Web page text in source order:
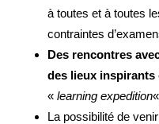
à toutes et à toutes
contraintes
Des rencontres
des lieux inspirants
« learning expedition
La possibilité de